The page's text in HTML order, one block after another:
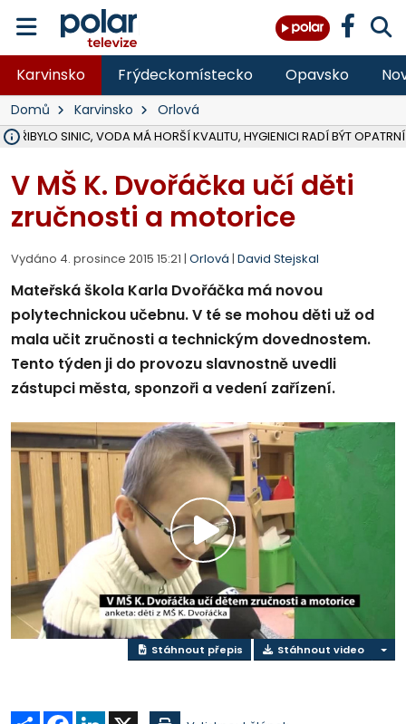
Karvinsko Frýdeckomístecko Opavsko
Domů Karvinsko Orlová
PŘIBYLO SINIC, VODA MÁ HORŠÍ KVALITU, HYGIENICI RADÍ BÝT OPATRNÍ
V MŠ K. Dvořáčka učí děti
zručnosti a motorice
Vydáno 4. prosince 2015 15:21 | Orlová | David Stejskal
Mateřská škola Karla Dvořáčka má novou
polytechnickou učebnu. V té se mohou děti už od
mala učit zručnosti a technickým dovednostem.
Tento týden ji do provozu slavnostně uvedli
zástupci města, sponzoři a vedení zařízení.
Přehrát
video
Stáhnout přepis Stáhnout video
Sdílet Facebook
LinkedIn